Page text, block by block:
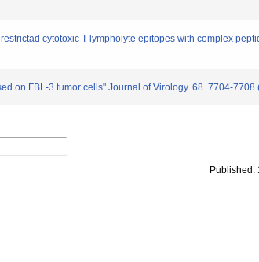
cytotoxic T lymphoiyte epitopes with complex
on FBL-3 tumor cells" Journal of Virology. 68. 7704-7708